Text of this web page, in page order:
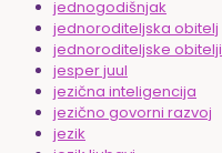
jednogodišnjak
jednoroditeljska obitelj
jednoroditeljske obitelji
jesper juul
jezična inteligencija
jezično govorni razvoj
jezik